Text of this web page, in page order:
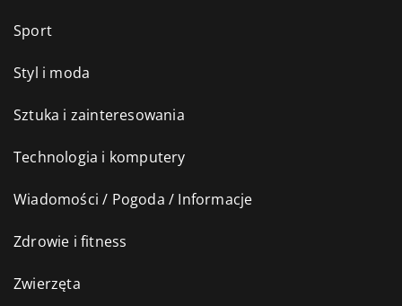
Sport
Styl i moda
Sztuka i zainteresowania
Technologia i komputery
Wiadomości / Pogoda / Informacje
Zdrowie i fitness
Zwierzęta